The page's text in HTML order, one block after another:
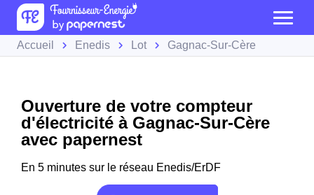
Accueil Enedis Lot Gagnac-Sur-Cère